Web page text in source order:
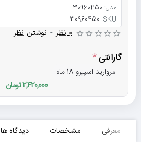
مدل: 30960450
SKU:
30960450
0 نظر - نوشتن نظر
گارانتی
مروارید اسپیرو 18 ماه
2,420,000 تومان
معرفی مشخصات
دیدگاه ها